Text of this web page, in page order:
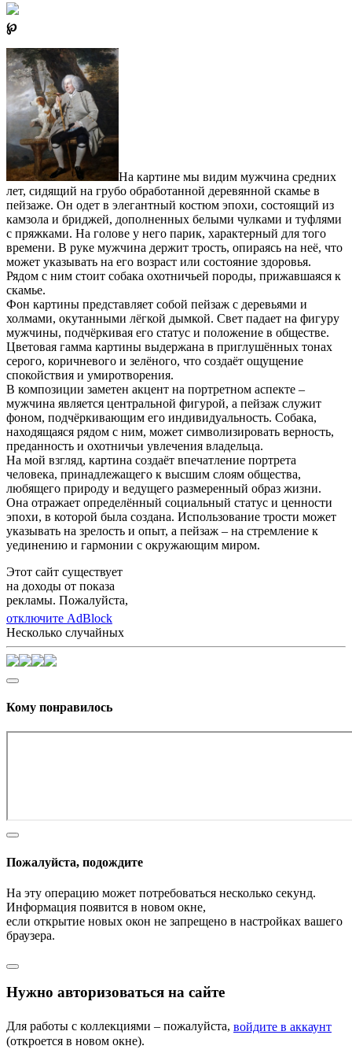
℘
На картине мы видим мужчина средних
лет, сидящий на грубо обработанной деревянной скамье в
пейзаже. Он одет в элегантный костюм эпохи, состоящий из
камзола и бриджей, дополненных белыми чулками и туфлями
с пряжками. На голове у него парик, характерный для того
времени. В руке мужчина держит трость, опираясь на неё, что
может указывать на его возраст или состояние здоровья.
Рядом с ним стоит собака охотничьей породы, прижавшаяся к
скамье.
Фон картины представляет собой пейзаж с деревьями и
холмами, окутанными лёгкой дымкой. Свет падает на фигуру
мужчины, подчёркивая его статус и положение в обществе.
Цветовая гамма картины выдержана в приглушённых тонах
серого, коричневого и зелёного, что создаёт ощущение
спокойствия и умиротворения.
В композиции заметен акцент на портретном аспекте –
мужчина является центральной фигурой, а пейзаж служит
фоном, подчёркивающим его индивидуальность. Собака,
находящаяся рядом с ним, может символизировать верность,
преданность и охотничьи увлечения владельца.
На мой взгляд, картина создаёт впечатление портрета
человека, принадлежащего к высшим слоям общества,
любящего природу и ведущего размеренный образ жизни.
Она отражает определённый социальный статус и ценности
эпохи, в которой была создана. Использование трости может
указывать на зрелость и опыт, а пейзаж – на стремление к
уединению и гармонии с окружающим миром.
Этот сайт существует
на доходы от показа
рекламы. Пожалуйста,
отключите AdBlock
Несколько случайных
Кому понравилось
Пожалуйста, подождите
На эту операцию может потребоваться несколько секунд.
Информация появится в новом окне,
если открытие новых окон не запрещено в настройках вашего
браузера.
Нужно авторизоваться на сайте
Для работы с коллекциями – пожалуйста, войдите в аккаунт
(откроется в новом окне).